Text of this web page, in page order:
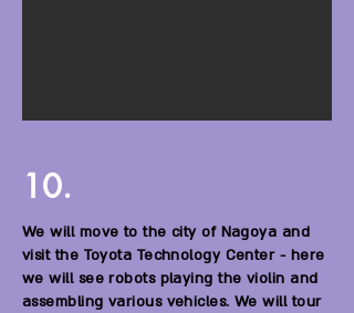
10.
We will move to the city of Nagoya and
visit the Toyota Technology Center - here
we will see robots playing the violin and
assembling various vehicles. We will tour